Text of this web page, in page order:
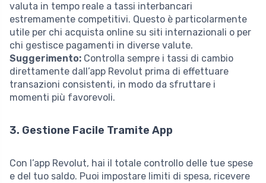
valuta in tempo reale a tassi interbancari
estremamente competitivi. Questo è particolarmente
utile per chi acquista online su siti internazionali o per
chi gestisce pagamenti in diverse valute.
Suggerimento: Controlla sempre i tassi di cambio
direttamente dall’app Revolut prima di effettuare
transazioni consistenti, in modo da sfruttare i
momenti più favorevoli.
3. Gestione Facile Tramite App
Con l’app Revolut, hai il totale controllo delle tue spese
e del tuo saldo. Puoi impostare limiti di spesa, ricevere